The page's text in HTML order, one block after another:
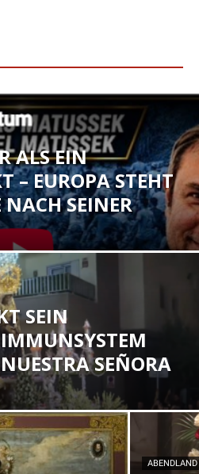
ALS EIN
– EUROPA STEHT
NACH SEINER
SEIN
SEÑORA
ABENDLAND